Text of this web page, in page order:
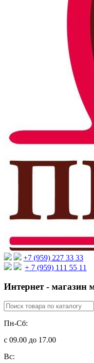
+7 (959) 227 33 33
+ 7 (959) 111 55 11
Интернет - магазин
Пн-Сб:
с 09.00 до 17.00
Вс: